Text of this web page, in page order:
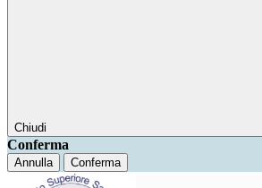
Chiudi
Conferma
Annulla Conferma